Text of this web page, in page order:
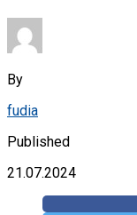
By
fudia
Published
21.07.2024